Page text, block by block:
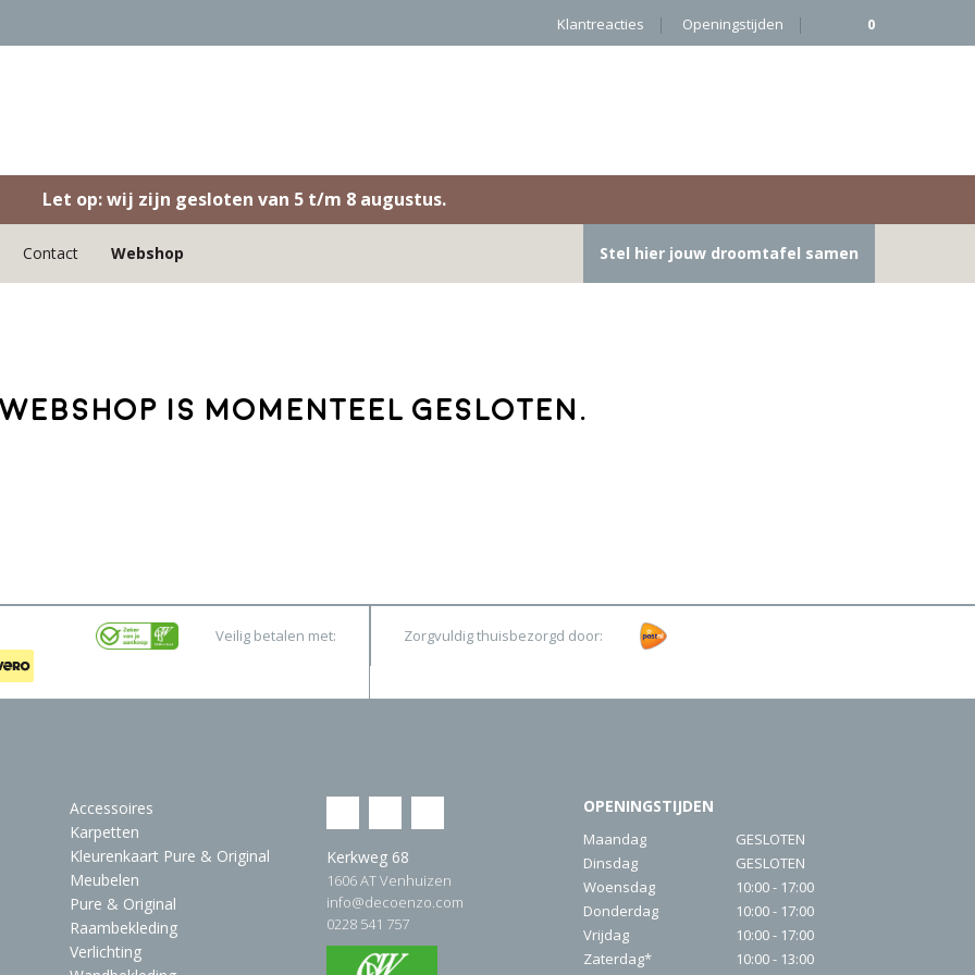
Klantreacties Openingstijden 0
Let op: wij zijn gesloten van 5 t/m 8 augustus.
Contact Webshop Stel hier jouw droomtafel samen
is momenteel gesloten.
Veilig betalen met: Zorgvuldig thuisbezorgd door:
Accessoires
Karpetten
Kleurenkaart Pure & Original
Meubelen
Pure & Original
Raambekleding
Verlichting
Kerkweg 68
1606 AT Venhuizen
info@decoenzo.com
0228 541 757
OPENINGSTIJDEN
Maandag
GESLOTEN
Dinsdag
GESLOTEN
Woensdag
10:00 - 17:00
Donderdag
10:00 - 17:00
Vrijdag
10:00 - 17:00
Zaterdag*
10:00 - 13:00